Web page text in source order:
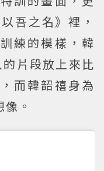
吾之名》裡，
練的模樣，韓
的片段放上來比
而韓韶禧身為
。